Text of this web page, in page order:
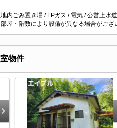
地内ごみ置き場 / LPガス / 電気 / 公営上水
屋・階数により設備が異なる場合がござ
物件